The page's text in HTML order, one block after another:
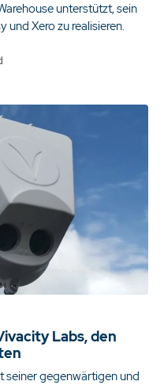
unterstützt, sein
Xero zu realisieren.
Labs, den
seiner gegenwärtigen und